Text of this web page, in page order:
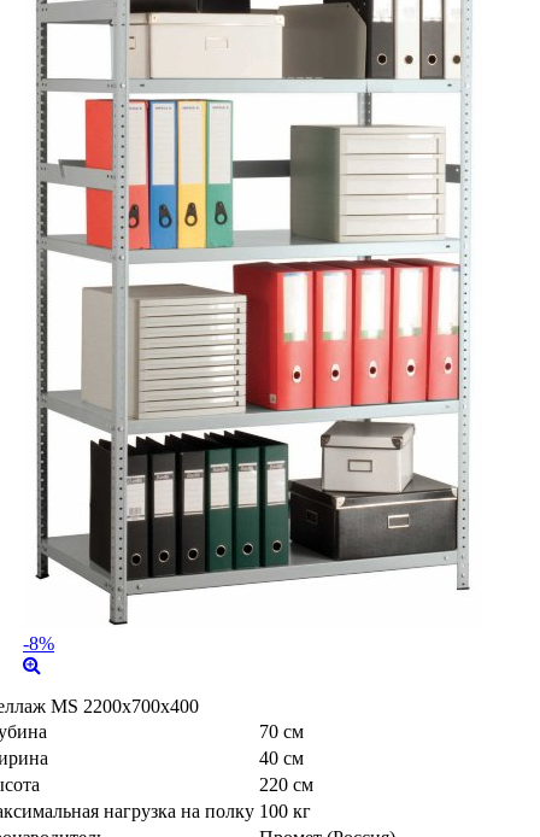
-8%
MS 2200x700x400
70 см
40 см
220 см
нагрузка на полку 100 кг